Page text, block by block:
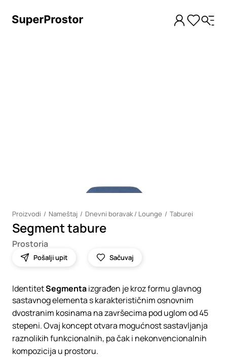
Proizvodi Nameštaj Dnevni boravak / Lounge Taburei
Segment tabure
Prostoria
Pošalji upit Sačuvaj
IdentitetSegmentaizgrađen je kroz formu glavnog
sastavnog elementa s karakterističnim osnovnim
dvostranim kosinama na završecima pod uglom od 45
stepeni. Ovaj koncept otvara mogućnost sastavljanja
raznolikih funkcionalnih, pa čak i nekonvencionalnih
kompozicija u prostoru.